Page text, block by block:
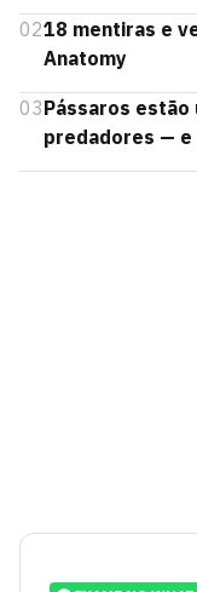
0218 mentiras e
Anatomy
03Pássaros
predadores —